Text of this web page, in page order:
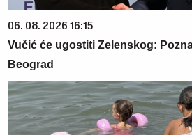
06. 08. 2026 16:15
Vučić će ugostiti Zelenskog:
Beograd